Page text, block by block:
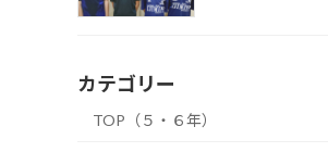
カテゴリー
TOP（５・６年）